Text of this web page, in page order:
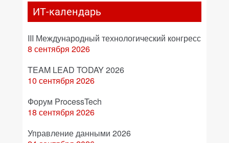
ИТ-календарь
III Международный технологический конгресс
8 сентября 2026
TEAM LEAD TODAY 2026
10 сентября 2026
Форум ProcessTech
18 сентября 2026
Управление данными 2026